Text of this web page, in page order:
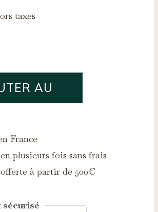
taxes
AU
France
plusieurs fois sans frais
à partir de 500€
sécurisé